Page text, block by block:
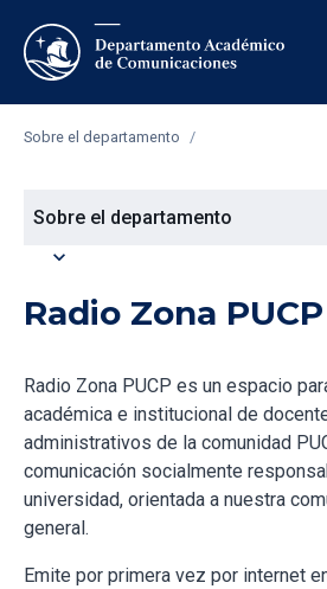
Sobre el departamento /
Sobre el departamento
expand_more
Radio Zona PUCP
Radio Zona PUCP es un espacio
académica e institucional de
administrativos de la comunidad
comunicación socialmente
universidad, orientada a nuestra
general.
Emite por primera vez por internet